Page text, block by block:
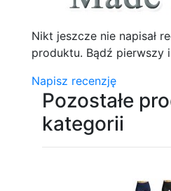
Nikt jeszcze nie napisał
produktu. Bądź pierwszy
Napisz recenzję
Pozostałe
kategorii